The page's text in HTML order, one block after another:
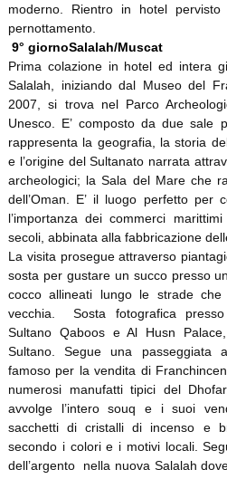
moderno. Rientro in hotel
pernottamento.
9° giornoSalalah/Muscat
Prima colazione in hotel ed intera
Salalah, iniziando dal Museo del
2007, si trova nel Parco
Unesco. E’ composto da due sale
rappresenta la geografia, la storia
e l’origine del Sultanato narrata
archeologici; la Sala del Mare che
dell’Oman. E’ il luogo perfetto per
l’importanza dei commerci
secoli, abbinata alla fabbricazione
La visita prosegue attraverso
sosta per gustare un succo presso
cocco allineati lungo le strade
vecchia. Sosta fotografica
Sultano Qaboos e Al Husn
Sultano. Segue una passeggiata
famoso per la vendita di
numerosi manufatti tipici del
avvolge l’intero souq e i suoi
sacchetti di cristalli di incenso e
secondo i colori e i motivi locali.
dell’argento nella nuova Salalah